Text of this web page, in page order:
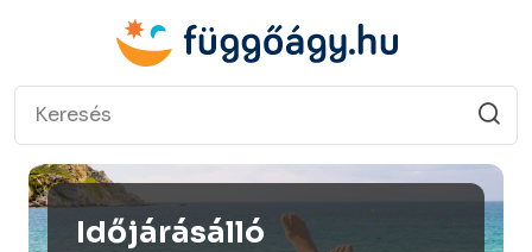
Időjárásálló